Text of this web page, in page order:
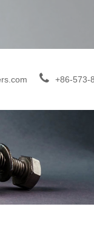
+86-573-